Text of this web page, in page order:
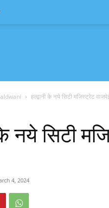
हल्द्वानी के नये सिटी मजिस्ट्रेट
के नये सिटी
4, 2024